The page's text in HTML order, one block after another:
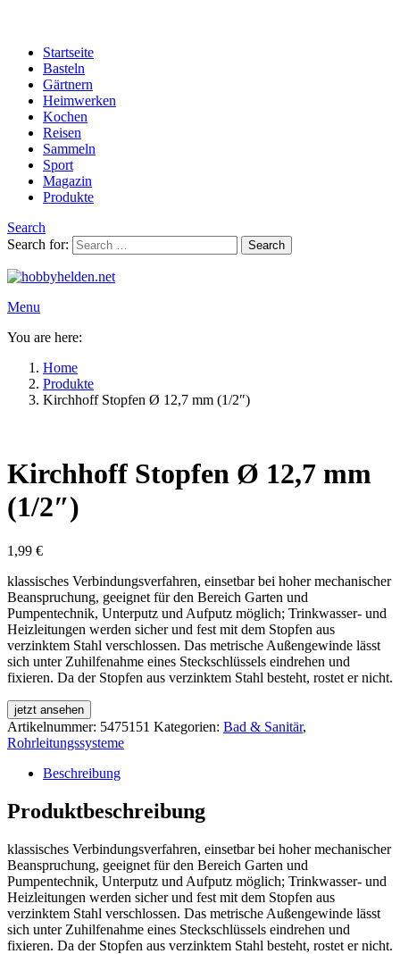
Startseite
Basteln
Gärtnern
Heimwerken
Kochen
Reisen
Sammeln
Sport
Magazin
Produkte
Search
Search for:
Search
Menu
You are here:
Home
Produkte
Kirchhoff Stopfen Ø 12,7 mm (1/2″)
Kirchhoff Stopfen Ø 12,7 mm
(1/2″)
1,99 €
klassisches Verbindungsverfahren, einsetbar bei hoher mechanischer
Beanspruchung, geeignet für den Bereich Garten und
Pumpentechnik, Unterputz und Aufputz möglich; Trinkwasser- und
Heizleitungen werden sicher und fest mit dem Stopfen aus
verzinktem Stahl verschlossen. Das metrische Außengewinde lässt
sich unter Zuhilfenahme eines Steckschlüssels eindrehen und
fixieren. Da der Stopfen aus verzinktem Stahl besteht, rostet er nicht.
jetzt ansehen
Artikelnummer: 5475151 Kategorien: Bad & Sanitär,
Rohrleitungssysteme
Beschreibung
Produktbeschreibung
klassisches Verbindungsverfahren, einsetbar bei hoher mechanischer
Beanspruchung, geeignet für den Bereich Garten und
Pumpentechnik, Unterputz und Aufputz möglich; Trinkwasser- und
Heizleitungen werden sicher und fest mit dem Stopfen aus
verzinktem Stahl verschlossen. Das metrische Außengewinde lässt
sich unter Zuhilfenahme eines Steckschlüssels eindrehen und
fixieren. Da der Stopfen aus verzinktem Stahl besteht, rostet er nicht.